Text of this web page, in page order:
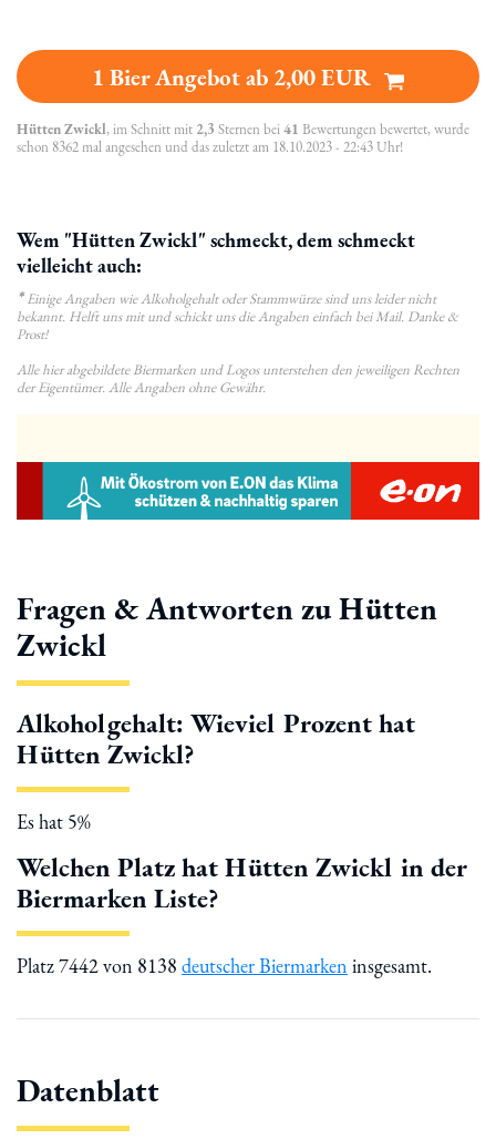
1 Bier Angebot ab 2,00 EUR
Hütten Zwickl, im Schnitt mit 2,3 Sternen bei41 Bewertungen bewertet, wurde
schon 8362 mal angesehen und das zuletzt am 18.10.2023 - 22:43 Uhr!
Wem "Hütten Zwickl" schmeckt, dem schmeckt
vielleicht auch:
*Einige Angaben wie Alkoholgehalt oder Stammwürze sind uns leider nicht
bekannt. Helft uns mit und schickt uns die Angaben einfach bei Mail. Danke &
Prost!
Alle hier abgebildete Biermarken und Logos unterstehen den jeweiligen Rechten
der Eigentümer. Alle Angaben ohne Gewähr.
Fragen & Antworten zu Hütten
Zwickl
Alkoholgehalt: Wieviel Prozent hat
Hütten Zwickl?
Es hat 5%
Welchen Platz hat Hütten Zwickl in der
Biermarken Liste?
Platz 7442 von 8138 deutscher Biermarken insgesamt.
Datenblatt